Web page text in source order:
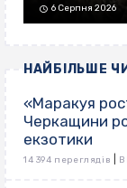
6 Серпня 2026
НАЙБІЛЬШЕ
«Маракуя
Черкащини
екзотики
14 394 переглядів